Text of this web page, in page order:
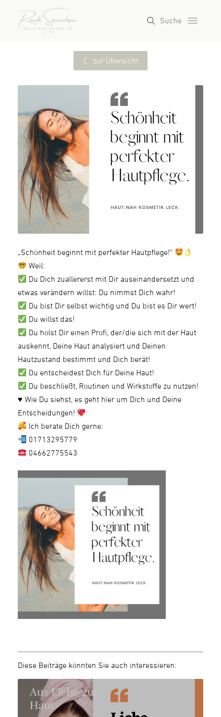
Suche
zur Übersicht
„Schönheit beginnt mit perfekter Hautpflege!“
Weil:
Du Dich zuallererst mit Dir auseinandersetzt und
etwas verändern willst: Du nimmst Dich wahr!
Du bist Dir selbst wichtig und Du bist es Dir wert!
Du willst das!
Du holst Dir einen Profi, der/die sich mit der Haut
auskennt, Deine Haut analysiert und Deinen
Hautzustand bestimmt und Dich berät!
Du entscheidest Dich für Deine Haut!
Du beschließt, Routinen und Wirkstoffe zu nutzen!
♥️ Wie Du siehst, es geht hier um Dich und Deine
Entscheidungen!
Ich berate Dich gerne:
01713295779
04662775543
Diese Beiträge könnten Sie auch interessieren:
Aus Liebe zur
Haut